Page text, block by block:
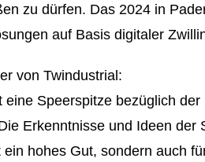
zu dürfen. Das 2024 in
auf Basis digitaler
von Twindustrial:
eine Speerspitze bezüglich
Erkenntnisse und Ideen der
hohes Gut, sondern auch